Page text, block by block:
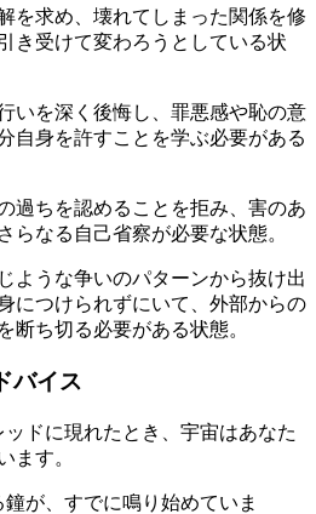
求め、壊れてしまった関係を修
き受けて変わろうとしている状
を深く後悔し、罪悪感や恥の意
自身を許すことを学ぶ必要がある
ちを認めることを拒み、害のあ
らなる自己省察が必要な状態。
うな争いのパターンから抜け出
につけられずにいて、外部からの
断ち切る必要がある状態。
バイス
ドに現れたとき、宇宙はあなた
ます。
が、すでに鳴り始めていま